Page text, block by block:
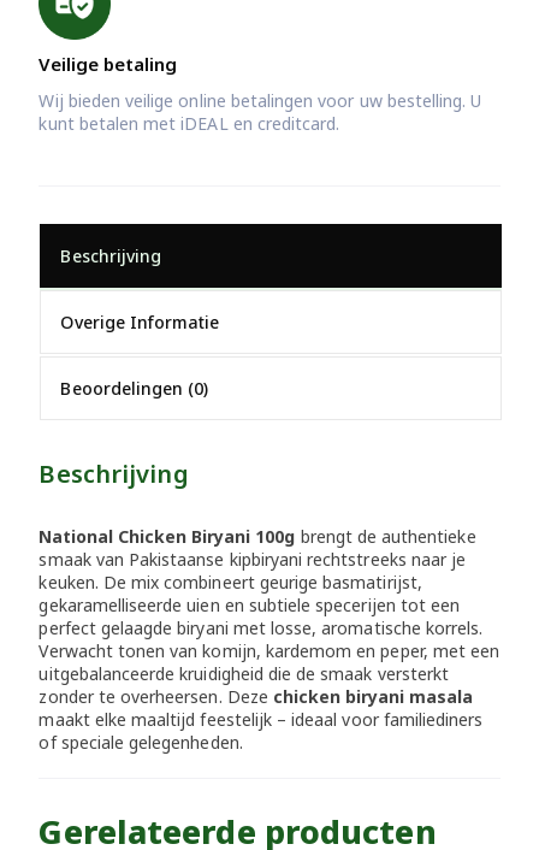
Veilige betaling
Wij bieden veilige online betalingen voor uw bestelling. U
kunt betalen met iDEAL en creditcard.
Beschrijving
Overige Informatie
Beoordelingen (0)
Beschrijving
National Chicken Biryani 100g brengt de authentieke
smaak van Pakistaanse kipbiryani rechtstreeks naar je
keuken. De mix combineert geurige basmatirijst,
gekaramelliseerde uien en subtiele specerijen tot een
perfect gelaagde biryani met losse, aromatische korrels.
Verwacht tonen van komijn, kardemom en peper, met een
uitgebalanceerde kruidigheid die de smaak versterkt
zonder te overheersen. Deze chicken biryani masala
maakt elke maaltijd feestelijk – ideaal voor familiediners
of speciale gelegenheden.
Gerelateerde producten